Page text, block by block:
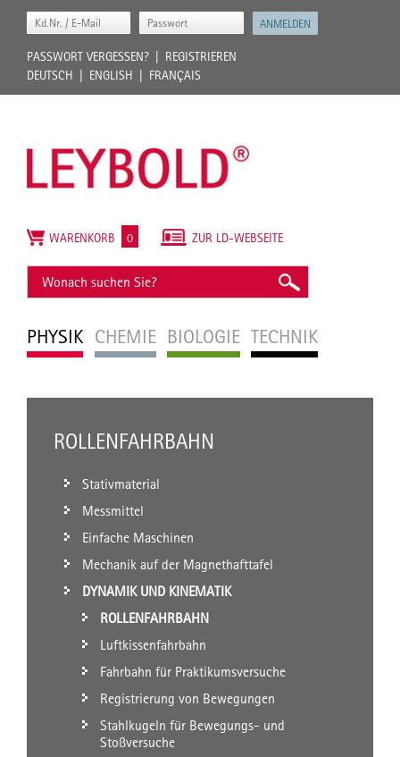
PASSWORT VERGESSEN?
REGISTRIEREN
DEUTSCH
ENGLISH FRANÇAIS
PHYSIK CHEMIE BIOLOGIE TECHNIK
ZUR LD-WEBSEITE
WARENKORB 0
ROLLENFAHRBAHN
Stativmaterial
Messmittel
Einfache Maschinen
Mechanik auf der Magnethafttafel
DYNAMIK UND KINEMATIK
ROLLENFAHRBAHN
Luftkissenfahrbahn
Fahrbahn für Praktikumsversuche
Registrierung von Bewegungen
Stahlkugeln für Bewegungs- und
Stoßversuche